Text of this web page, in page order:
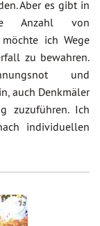
Aber es gibt in
Anzahl von
ich Wege
zu bewahren.
und
auch Denkmäler
zuzuführen. Ich
individuellen